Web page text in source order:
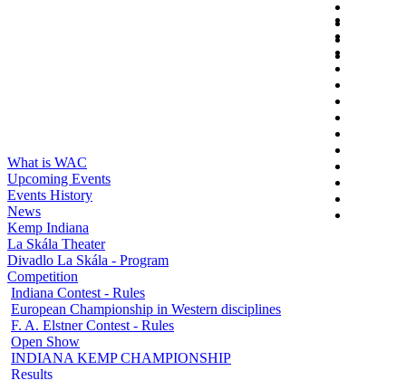
What is WAC
Upcoming Events
Events History
News
Kemp Indiana
La Skála Theater
Divadlo La Skála - Program
Competition
Indiana Contest - Rules
European Championship in Western disciplines
F. A. Elstner Contest - Rules
Open Show
INDIANA KEMP CHAMPIONSHIP
Results